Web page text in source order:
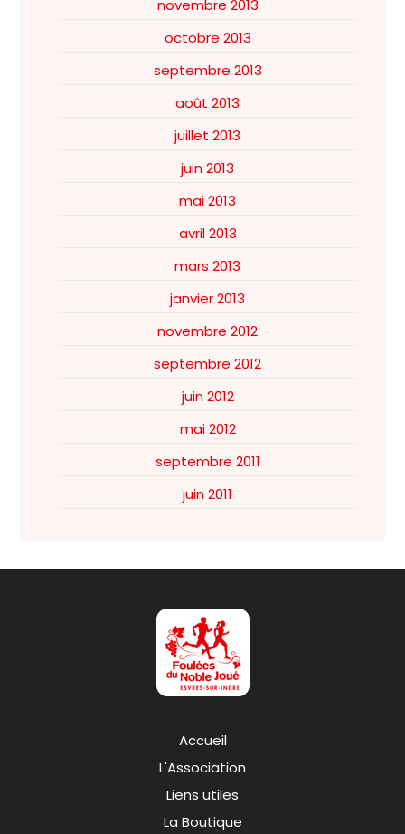
novembre 2013
octobre 2013
septembre 2013
août 2013
juillet 2013
juin 2013
mai 2013
avril 2013
mars 2013
janvier 2013
novembre 2012
septembre 2012
juin 2012
mai 2012
septembre 2011
juin 2011
Accueil
L'Association
Liens utiles
La Boutique